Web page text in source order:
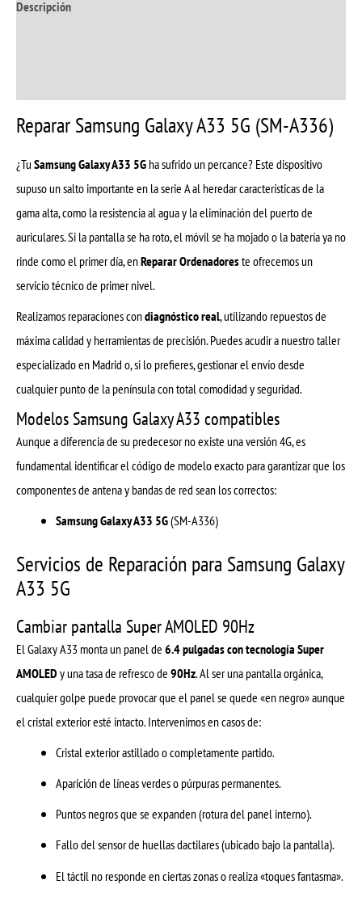
Descripción
Reparar Samsung Galaxy A33 5G (SM-A336)
¿TuSamsung Galaxy A33 5Gha sufrido un percance? Este dispositivo
supuso un salto importante en la serie A al heredar características de la
gama alta, como la resistencia al agua y la eliminación del puerto de
auriculares. Si la pantalla se ha roto, el móvil se ha mojado o la batería ya no
rinde como el primer día, enReparar Ordenadoreste ofrecemos un
servicio técnico de primer nivel.
Realizamos reparaciones condiagnóstico real, utilizando repuestos de
máxima calidad y herramientas de precisión. Puedes acudir a nuestro taller
especializado en Madrid o, si lo prefieres, gestionar el envío desde
cualquier punto de la península con total comodidad y seguridad.
Modelos Samsung Galaxy A33 compatibles
Aunque a diferencia de su predecesor no existe una versión 4G, es
fundamental identificar el código de modelo exacto para garantizar que los
componentes de antena y bandas de red sean los correctos:
Samsung Galaxy A33 5G(SM-A336)
Servicios de Reparación para Samsung Galaxy
A33 5G
Cambiar pantalla Super AMOLED 90Hz
El Galaxy A33 monta un panel de6.4 pulgadas con tecnología Super
AMOLEDy una tasa de refresco de90Hz. Al ser una pantalla orgánica,
cualquier golpe puede provocar que el panel se quede «en negro» aunque
el cristal exterior esté intacto. Intervenimos en casos de:
Cristal exterior astillado o completamente partido.
Aparición de líneas verdes o púrpuras permanentes.
Puntos negros que se expanden (rotura del panel interno).
Fallo del sensor de huellas dactilares (ubicado bajo la pantalla).
El táctil no responde en ciertas zonas o realiza «toques fantasma».